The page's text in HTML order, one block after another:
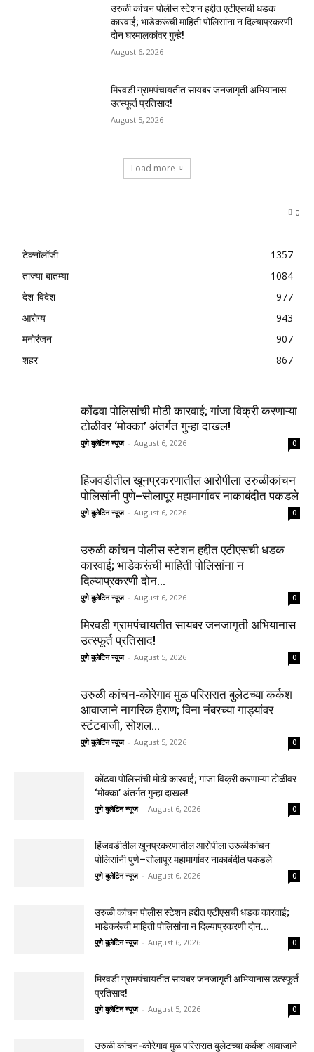
उरुळी कांचन पोलीस स्टेशन हद्दीत एटीएसची धडक
कारवाई; भाडेकरूंची माहिती पोलिसांना न दिल्याप्रकरणी
दोन घरमालकांवर गुन्हे!
August 6, 2026
मिरवडी ग्रामपंचायतीत सायबर जनजागृती अभियानास
उत्स्फूर्त प्रतिसाद!
August 5, 2026
Load more
0
टेक्नॉलॉजी
1357
ताज्या बातम्या
1084
देश-विदेश
977
आरोग्य
943
मनोरंजन
907
शहर
867
कोंढवा पोलिसांची मोठी कारवाई; गांजा विक्री करणाऱ्या
टोळीवर ‘मोक्का’ अंतर्गत गुन्हा दाखल!
पुणे बुलेटिन न्यूज - August 6, 2026 0
हिंजवडीतील खूनप्रकरणातील आरोपीला उरुळीकांचन
पोलिसांनी पुणे–सोलापूर महामार्गावर नाकाबंदीत पकडले
पुणे बुलेटिन न्यूज - August 6, 2026 0
उरुळी कांचन पोलीस स्टेशन हद्दीत एटीएसची धडक
कारवाई; भाडेकरूंची माहिती पोलिसांना न
दिल्याप्रकरणी दोन...
पुणे बुलेटिन न्यूज - August 6, 2026 0
मिरवडी ग्रामपंचायतीत सायबर जनजागृती अभियानास
उत्स्फूर्त प्रतिसाद!
पुणे बुलेटिन न्यूज - August 5, 2026 0
उरुळी कांचन-कोरेगाव मुळ परिसरात बुलेटच्या कर्कश
आवाजाने नागरिक हैराण; विना नंबरच्या गाड्यांवर
स्टंटबाजी, सोशल...
पुणे बुलेटिन न्यूज - August 5, 2026 0
कोंढवा पोलिसांची मोठी कारवाई; गांजा विक्री करणाऱ्या टोळीवर
‘मोक्का’ अंतर्गत गुन्हा दाखल!
पुणे बुलेटिन न्यूज - August 6, 2026 0
हिंजवडीतील खूनप्रकरणातील आरोपीला उरुळीकांचन
पोलिसांनी पुणे–सोलापूर महामार्गावर नाकाबंदीत पकडले
पुणे बुलेटिन न्यूज - August 6, 2026 0
उरुळी कांचन पोलीस स्टेशन हद्दीत एटीएसची धडक कारवाई;
भाडेकरूंची माहिती पोलिसांना न दिल्याप्रकरणी दोन...
पुणे बुलेटिन न्यूज - August 6, 2026 0
मिरवडी ग्रामपंचायतीत सायबर जनजागृती अभियानास उत्स्फूर्त
प्रतिसाद!
पुणे बुलेटिन न्यूज - August 5, 2026 0
उरुळी कांचन-कोरेगाव मुळ परिसरात बुलेटच्या कर्कश आवाजाने